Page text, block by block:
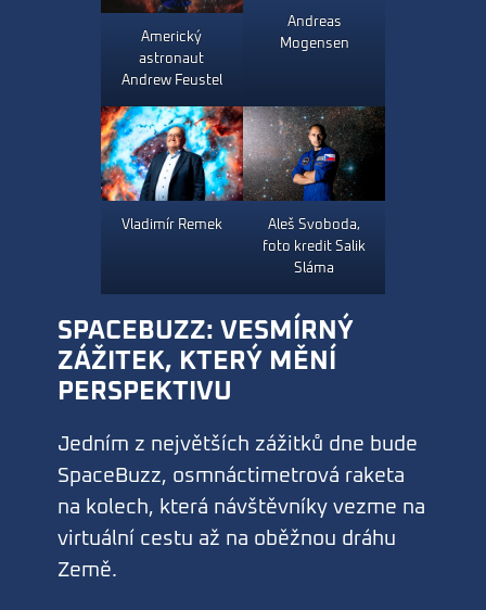
Americký
astronaut
Andrew Feustel
Andreas
Mogensen
Vladimír Remek
Aleš Svoboda,
foto kredit Salik
Sláma
SPACEBUZZ: VESMÍRNÝ
ZÁŽITEK, KTERÝ MĚNÍ
PERSPEKTIVU
Jedním z největších zážitků dne bude
SpaceBuzz, osmnáctimetrová raketa
na kolech, která návštěvníky vezme na
virtuální cestu až na oběžnou dráhu
Země.